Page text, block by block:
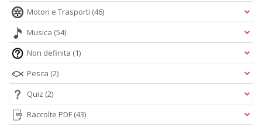
Motori e Trasporti (46)
Musica (54)
Non definita (1)
Pesca (2)
Quiz (2)
Raccolte PDF (43)